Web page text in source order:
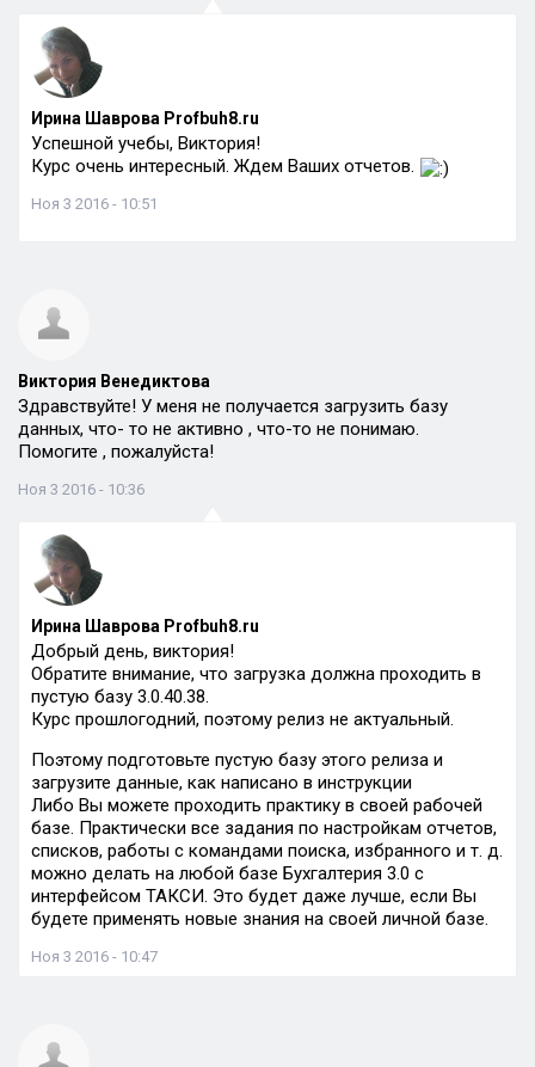
Ирина Шаврова Profbuh8.ru
Успешной учебы, Виктория!
Курс очень интересный. Ждем Ваших отчетов.
Ноя 3 2016 - 10:51
Виктория Венедиктова
Здравствуйте! У меня не получается загрузить базу
данных, что- то не активно , что-то не понимаю.
Помогите , пожалуйста!
Ноя 3 2016 - 10:36
Ирина Шаврова Profbuh8.ru
Добрый день, виктория!
Обратите внимание, что загрузка должна проходить в
пустую базу 3.0.40.38.
Курс прошлогодний, поэтому релиз не актуальный.
Поэтому подготовьте пустую базу этого релиза и
загрузите данные, как написано в инструкции
Либо Вы можете проходить практику в своей рабочей
базе. Практически все задания по настройкам отчетов,
списков, работы с командами поиска, избранного и т. д.
можно делать на любой базе Бухгалтерия 3.0 с
интерфейсом ТАКСИ. Это будет даже лучше, если Вы
будете применять новые знания на своей личной базе.
Ноя 3 2016 - 10:47